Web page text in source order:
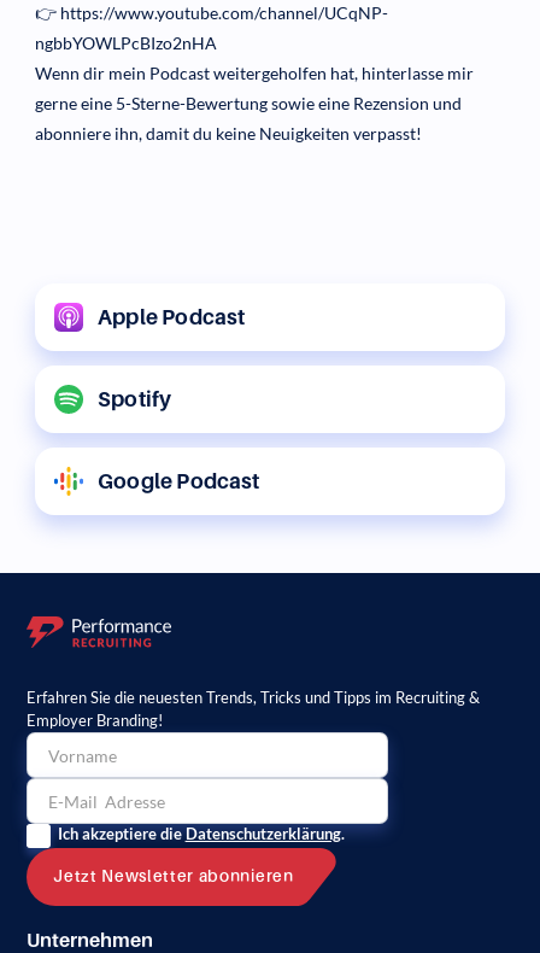
👉 https://www.youtube.com/channel/UCqNP-
ngbbYOWLPcBIzo2nHA
Wenn dir mein Podcast weitergeholfen hat, hinterlasse mir
gerne eine 5-Sterne-Bewertung sowie eine Rezension und
abonniere ihn, damit du keine Neuigkeiten verpasst!
Apple Podcast
Spotify
Google Podcast
Erfahren Sie die neuesten Trends, Tricks und Tipps im Recruiting &
Employer Branding!
Ich akzeptiere dieDatenschutzerklärung.
Unternehmen